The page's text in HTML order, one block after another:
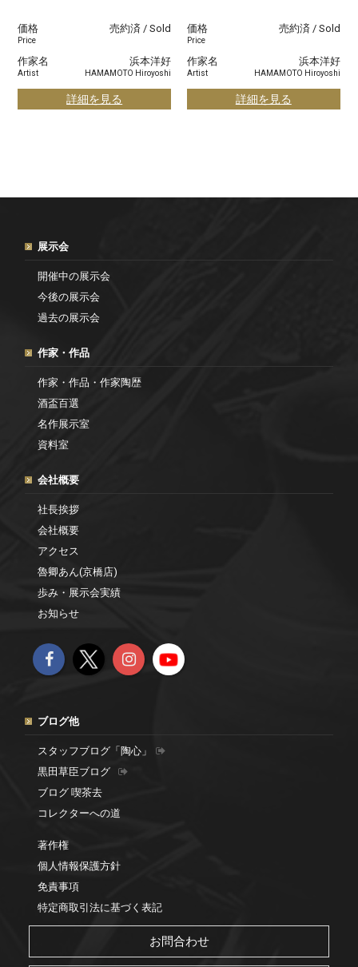
価格
Price
売約済 / Sold
作家名
Artist
浜本洋好
HAMAMOTO Hiroyoshi
詳細を見る
価格
Price
売約済 / Sold
作家名
Artist
浜本洋好
HAMAMOTO Hiroyoshi
詳細を見る
展示会
開催中の展示会
今後の展示会
過去の展示会
作家・作品
作家・作品・作家陶歴
酒盃百選
名作展示室
資料室
会社概要
社長挨拶
会社概要
アクセス
魯卿あん(京橋店)
歩み・展示会実績
お知らせ
ブログ他
スタッフブログ「陶心」
黒田草臣ブログ
ブログ 喫茶去
コレクターへの道
著作権
個人情報保護方針
免責事項
特定商取引法に基づく表記
お問合わせ